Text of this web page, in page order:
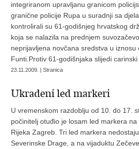
integriranom upravljanu granicom
granične policije Rupa u suradnji sa
kontrolirali su 61-godišnjeg hrvatskog
koja se nalazila na prednjem
neprijavljena novčana sredstva u
Funti.Protiv 61-godišnjaka slijedi carinski
23.11.2009. | Stranica
Ukradeni led markeri
U vremenskom razdoblju od 10. do 17.
počinitelj otuđio je losam led markera
Rijeka Zagreb. Tri led markera
Severinske Drage, a na vijaduktu